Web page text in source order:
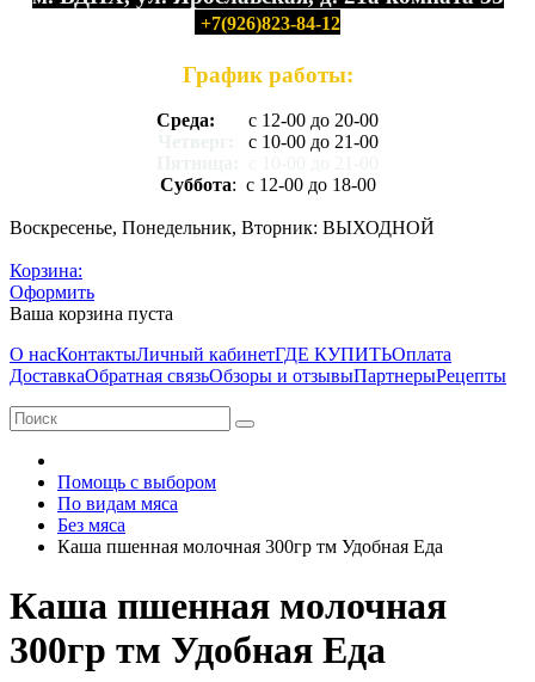
+7(926)823-84-12
График работы:
Среда: с 12-00 до 20-00
с 10-00 до 21-00
Суббота: с 12-00 до 18-00
Воскресенье, Понедельник, Вторник: ВЫХОДНОЙ
Корзина:
Оформить
Ваша корзина пуста
О насКонтактыЛичный кабинетГДЕ КУПИТЬОплата
ДоставкаОбратная связьОбзоры и отзывыПартнерыРецепты
Помощь с выбором
По видам мяса
Без мяса
Каша пшенная молочная 300гр тм Удобная Еда
Каша пшенная молочная
300гр тм Удобная Еда